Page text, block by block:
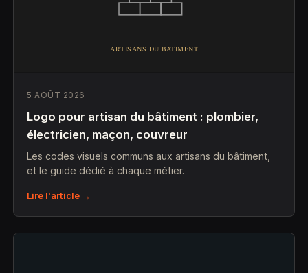
5 AOÛT 2026
Logo pour artisan du bâtiment : plombier,
électricien, maçon, couvreur
Les codes visuels communs aux artisans du bâtiment,
et le guide dédié à chaque métier.
Lire l'article →